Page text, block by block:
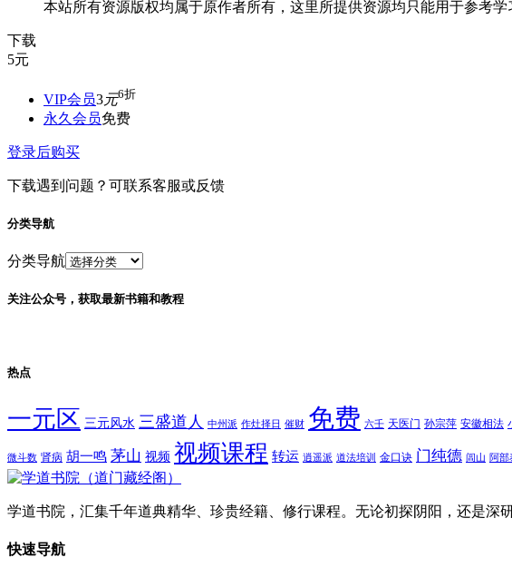
本站所有资源版权均属于原作者所有，这里所提供资源均只能用于参考
下载
5元
VIP会员3元6折
永久会员免费
登录后购买
下载遇到问题？可联系客服或反馈
分类导航
分类导航
关注公众号，获取最新书籍和教程
热点
一元区 三元风水 三盛道人 中州派 作灶择日 催财 免费 六壬 天医门 孙宗萍 安徽相法
微斗数 肾病 胡一鸣 茅山 视频 视频课程 转运 逍遥派 道法培训 金口诀 门纯德 闾山 阿部
学道书院，汇集千年道典精华、珍贵经籍、修行课程。无论初探阴阳，还是深
快速导航